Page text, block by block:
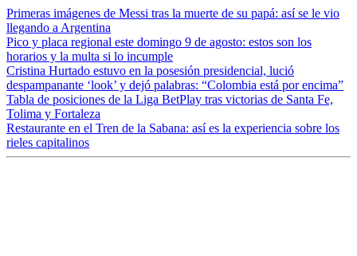
Primeras imágenes de Messi tras la muerte de su papá: así se le vio
llegando a Argentina
Pico y placa regional este domingo 9 de agosto: estos son los
horarios y la multa si lo incumple
Cristina Hurtado estuvo en la posesión presidencial, lució
despampanante ‘look’ y dejó palabras: “Colombia está por encima”
Tabla de posiciones de la Liga BetPlay tras victorias de Santa Fe,
Tolima y Fortaleza
Restaurante en el Tren de la Sabana: así es la experiencia sobre los
rieles capitalinos